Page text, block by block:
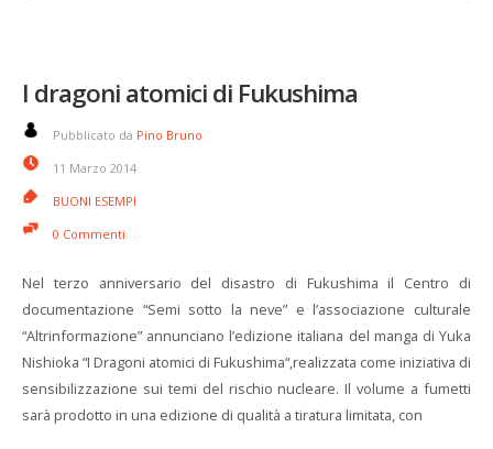
I dragoni atomici di Fukushima
Pubblicato da Pino Bruno
11 Marzo 2014
BUONI ESEMPI
0 Commenti
Nel terzo anniversario del disastro di Fukushima il Centro di
documentazione “Semi sotto la neve” e l’associazione culturale
“Altrinformazione” annunciano l’edizione italiana del manga di Yuka
Nishioka “I Dragoni atomici di Fukushima“,realizzata come iniziativa di
sensibilizzazione sui temi del rischio nucleare. Il volume a fumetti
sarà prodotto in una edizione di qualità a tiratura limitata, con